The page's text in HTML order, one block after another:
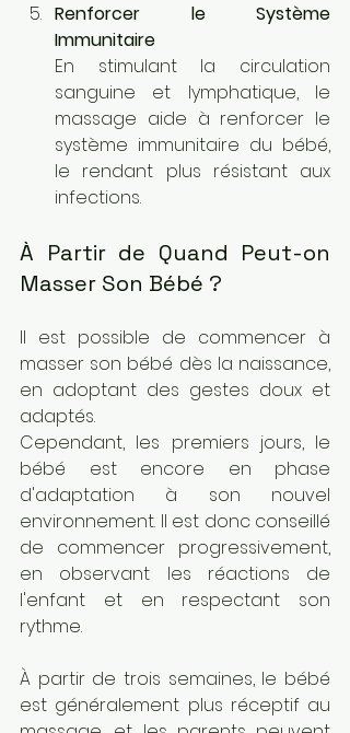
Renforcer le Système
Immunitaire
En stimulant la circulation
sanguine et lymphatique, le
massage aide à renforcer le
système immunitaire du bébé,
le rendant plus résistant aux
infections.
À Partir de Quand Peut-on
Masser Son Bébé ?
Il est possible de commencer à
masser son bébé dès la naissance,
en adoptant des gestes doux et
adaptés.
Cependant, les premiers jours, le
bébé est encore en phase
d'adaptation à son nouvel
environnement. Il est donc conseillé
de commencer progressivement,
en observant les réactions de
l'enfant et en respectant son
rythme.
À partir de trois semaines, le bébé
est généralement plus réceptif au